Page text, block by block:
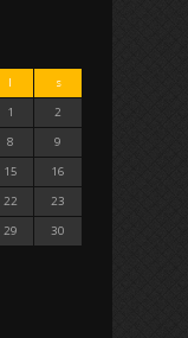
l s
1
2
8
9
15
16
22
23
29
30